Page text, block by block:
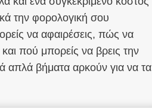
την φορολογική σου
να αφαιρέσεις, πώς να
πού μπορείς να βρεις την
απλά βήματα αρκούν για να τα